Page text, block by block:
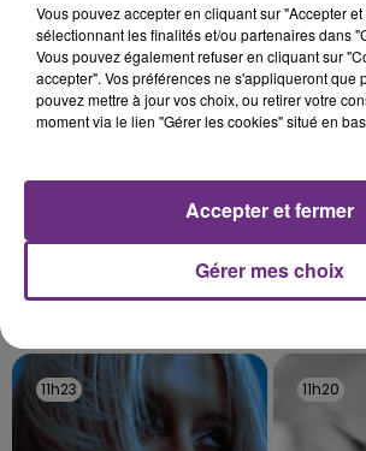
UNE JEUNE AUTOMOBILISTE
Une automobiliste s'est retrouvée
son véhicule après une collision
lourd. Très grièvement blessée, la
11h23
11h23 11h20
11h20
Vous pouvez accepter en cliquant sur "Accepter
sélectionnant les finalités et/ou partenaires dans
Vous pouvez également refuser en cliquant sur
accepter". Vos préférences ne s'appliqueront que
pouvez mettre à jour vos choix, ou retirer votre
moment via le lien "Gérer les cookies" situé en
Gérer mes choix
Accepter et fermer